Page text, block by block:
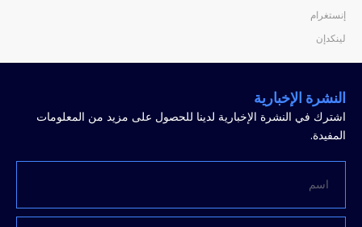
إنستغرام
لينكدإن
النشرة الإخبارية
اشترك في النشرة الإخبارية لدينا للحصول على مزيد من المعلومات
المفيدة.